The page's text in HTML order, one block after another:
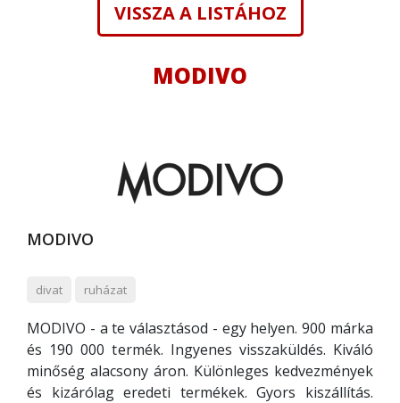
VISSZA A LISTÁHOZ
MODIVO
MODIVO
divat ruházat
MODIVO - a te választásod - egy helyen. 900 márka
és 190 000 termék. Ingyenes visszaküldés. Kiváló
minőség alacsony áron. Különleges kedvezmények
és kizárólag eredeti termékek. Gyors kiszállítás.